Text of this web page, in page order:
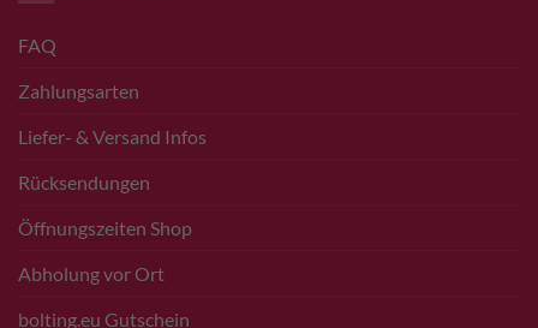
FAQ
Zahlungsarten
Liefer- & Versand Infos
Rücksendungen
Öffnungszeiten Shop
Abholung vor Ort
bolting.eu Gutschein